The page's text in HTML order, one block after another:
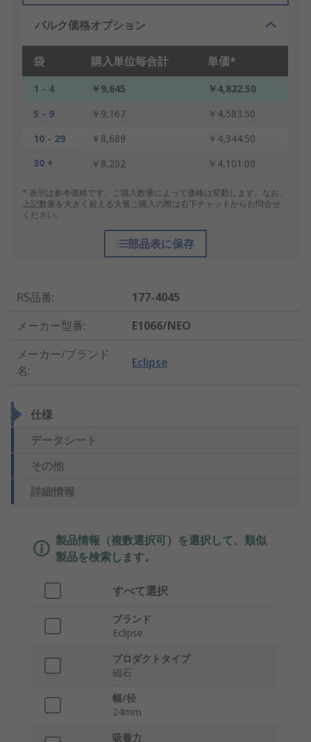
バルク価格オプション
袋 購入単位毎合計 単価*
1 - 4 ￥9,645
￥4,822.50
5 - 9
￥9,167
￥4,583.50
10 - 29
￥8,689
￥4,344.50
30 +
￥8,202 ￥4,101.00
* 表示は参考価格です。ご購入数量によって価格は変動します。なお、
上記数量を大きく超える大量ご購入の際は右下チャットからお問合せ
ください。
部品表に保存
RS品番:
177-4045
メーカー型番:
E1066/NEO
メーカー/ブランド
名:
Eclipse
仕様
データシート
その他
詳細情報
製品情報（複数選択可）を選択して、類似
製品を検索します。
すべて選択
ブランド
Eclipse
プロダクトタイプ
磁石
幅/径
24mm
吸着力